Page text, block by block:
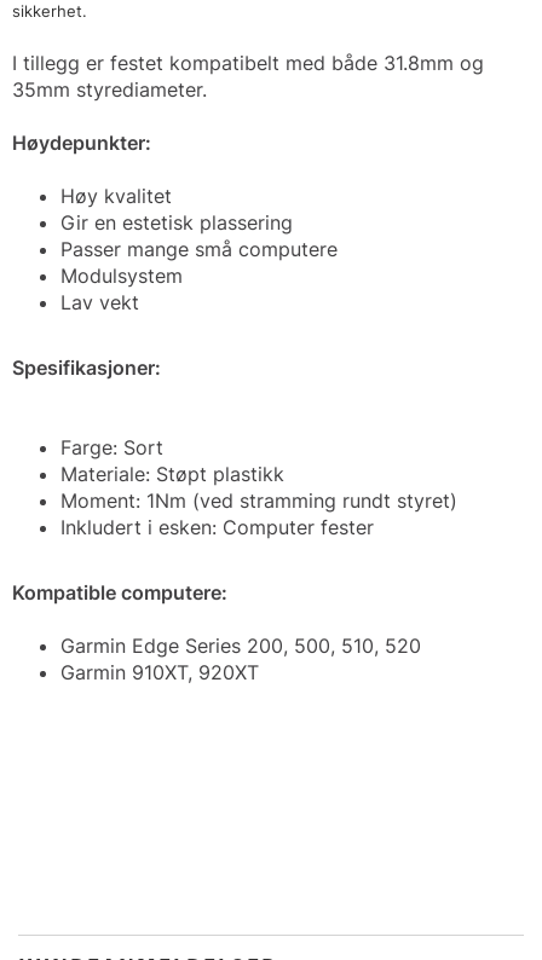
sikkerhet.
I tillegg er festet kompatibelt med både 31.8mm og
35mm styrediameter.
Høydepunkter:
Høy kvalitet
Gir en estetisk plassering
Passer mange små computere
Modulsystem
Lav vekt
Spesifikasjoner:
Farge: Sort
Materiale: Støpt plastikk
Moment: 1Nm (ved stramming rundt styret)
Inkludert i esken: Computer fester
Kompatible computere:
Garmin Edge Series 200, 500, 510, 520
Garmin 910XT, 920XT